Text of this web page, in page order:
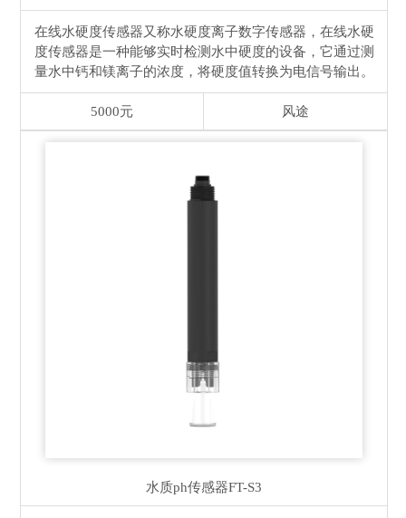
在线水硬度传感器又称水硬度离子数字传感器，在线水硬
度传感器是一种能够实时检测水中硬度的设备，它通过测
量水中钙和镁离子的浓度，将硬度值转换为电信号输出。
5000元 风途
水质ph传感器FT-S3